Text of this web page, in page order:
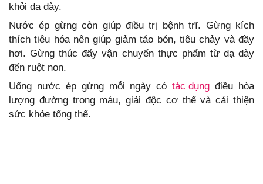
khỏi dạ dày.
Nước ép gừng còn giúp điều trị bệnh trĩ. Gừng kích
thích tiêu hóa nên giúp giảm táo bón, tiêu chảy và đầy
hơi. Gừng thúc đẩy vận chuyển thực phẩm từ dạ dày
đến ruột non.
Uống nước ép gừng mỗi ngày cótác dụng điều hòa
lượng đường trong máu, giải độc cơ thể và cải thiện
sức khỏe tổng thể.